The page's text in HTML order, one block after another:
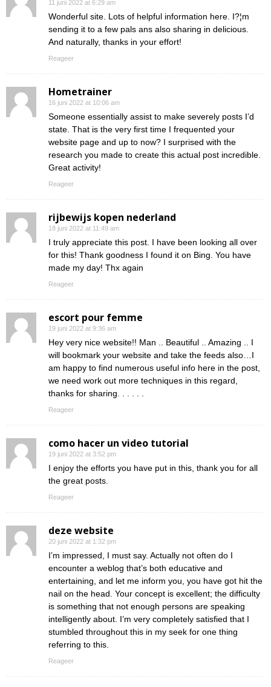
11 juni 2022 at 6:29 am
Wonderful site. Lots of helpful information here. I?¦m
sending it to a few pals ans also sharing in delicious.
And naturally, thanks in your effort!
Reageer
Hometrainer
16 juni 2022 at 10:06 am
Someone essentially assist to make severely posts I’d
state. That is the very first time I frequented your
website page and up to now? I surprised with the
research you made to create this actual post incredible.
Great activity!
Reageer
rijbewijs kopen nederland
18 juni 2022 at 11:49 am
I truly appreciate this post. I have been looking all over
for this! Thank goodness I found it on Bing. You have
made my day! Thx again
Reageer
escort pour femme
19 juni 2022 at 9:36 am
Hey very nice website!! Man .. Beautiful .. Amazing .. I
will bookmark your website and take the feeds also…I
am happy to find numerous useful info here in the post,
we need work out more techniques in this regard,
thanks for sharing. . . . . .
Reageer
como hacer un video tutorial
19 juni 2022 at 3:52 pm
I enjoy the efforts you have put in this, thank you for all
the great posts.
Reageer
deze website
20 juni 2022 at 1:32 pm
I’m impressed, I must say. Actually not often do I
encounter a weblog that’s both educative and
entertaining, and let me inform you, you have got hit the
nail on the head. Your concept is excellent; the difficulty
is something that not enough persons are speaking
intelligently about. I’m very completely satisfied that I
stumbled throughout this in my seek for one thing
referring to this.
Reageer